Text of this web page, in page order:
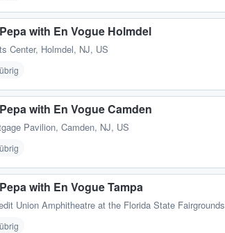
with En Vogue Holmdel
Center, Holmdel, NJ, US
with En Vogue Camden
Pavilion, Camden, NJ, US
with En Vogue Tampa
Union Amphitheatre at the Florida State Fairgrounds